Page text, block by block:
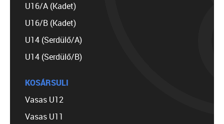
U16/A (Kadet)
U16/B (Kadet)
U14 (Serdülő/A)
U14 (Serdülő/B)
KOSÁRSULI
Vasas U12
Vasas U11